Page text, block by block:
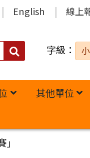
English 線上
搜
字級： 小
其他單位